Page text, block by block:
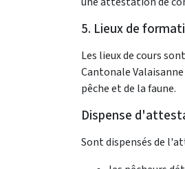
5. Lieux de
Les lieux de cours
Cantonale
pêche et de la faune.
Dispense
Sont dispensés de